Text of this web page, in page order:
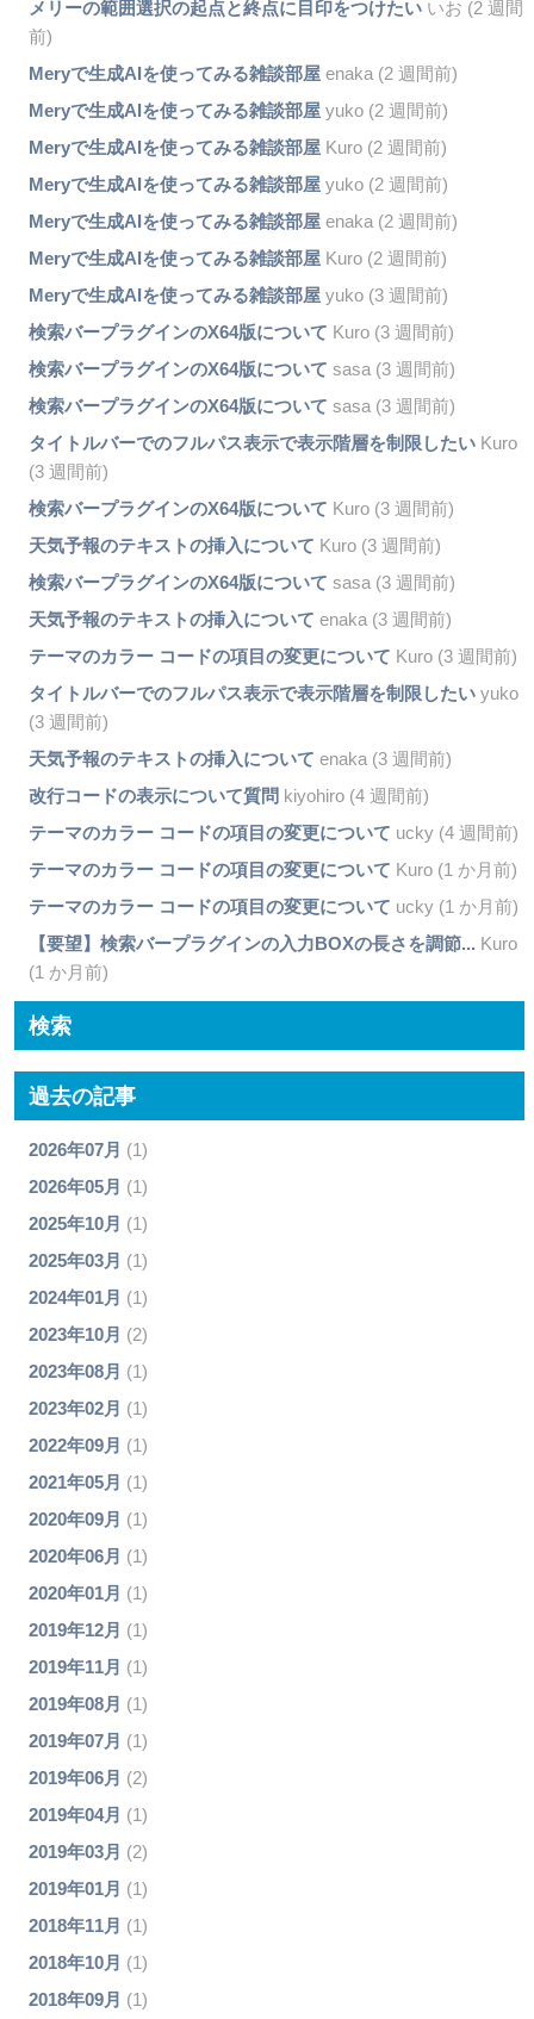
メリーの範囲選択の起点と終点に目印をつけたいいお (2 週間
前)
Meryで生成AIを使ってみる雑談部屋enaka (2 週間前)
Meryで生成AIを使ってみる雑談部屋yuko (2 週間前)
Meryで生成AIを使ってみる雑談部屋Kuro (2 週間前)
Meryで生成AIを使ってみる雑談部屋yuko (2 週間前)
Meryで生成AIを使ってみる雑談部屋enaka (2 週間前)
Meryで生成AIを使ってみる雑談部屋Kuro (2 週間前)
Meryで生成AIを使ってみる雑談部屋yuko (3 週間前)
検索バープラグインのX64版について Kuro (3 週間前)
検索バープラグインのX64版について sasa (3 週間前)
検索バープラグインのX64版について sasa (3 週間前)
タイトルバーでのフルパス表示で表示階層を制限したいKuro
(3 週間前)
検索バープラグインのX64版について Kuro (3 週間前)
天気予報のテキストの挿入について Kuro (3 週間前)
検索バープラグインのX64版について sasa (3 週間前)
天気予報のテキストの挿入について enaka (3 週間前)
テーマのカラー コードの項目の変更について Kuro (3 週間前)
タイトルバーでのフルパス表示で表示階層を制限したいyuko
(3 週間前)
天気予報のテキストの挿入について enaka (3 週間前)
改行コードの表示について質問 kiyohiro (4 週間前)
テーマのカラー コードの項目の変更について ucky (4 週間前)
テーマのカラー コードの項目の変更について Kuro (1 か月前)
テーマのカラー コードの項目の変更について ucky (1 か月前)
【要望】検索バープラグインの入力BOXの長さを調節... Kuro
(1 か月前)
検索
過去の記事
2026年07月 (1)
2026年05月 (1)
2025年10月 (1)
2025年03月 (1)
2024年01月 (1)
2023年10月 (2)
2023年08月 (1)
2023年02月 (1)
2022年09月 (1)
2021年05月 (1)
2020年09月 (1)
2020年06月 (1)
2020年01月 (1)
2019年12月 (1)
2019年11月 (1)
2019年08月 (1)
2019年07月 (1)
2019年06月 (2)
2019年04月 (1)
2019年03月 (2)
2019年01月 (1)
2018年11月 (1)
2018年10月 (1)
2018年09月 (1)